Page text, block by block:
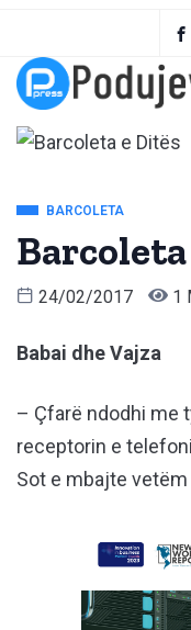
BARCOLETA
24/02/2017 1
Babai dhe Vajza
– Çfarë ndodhi me
receptorin e
Sot e mbajte